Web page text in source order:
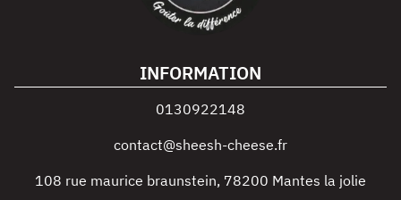
INFORMATION
0130922148
contact@sheesh-cheese.fr
108 rue maurice braunstein, 78200 Mantes la jolie